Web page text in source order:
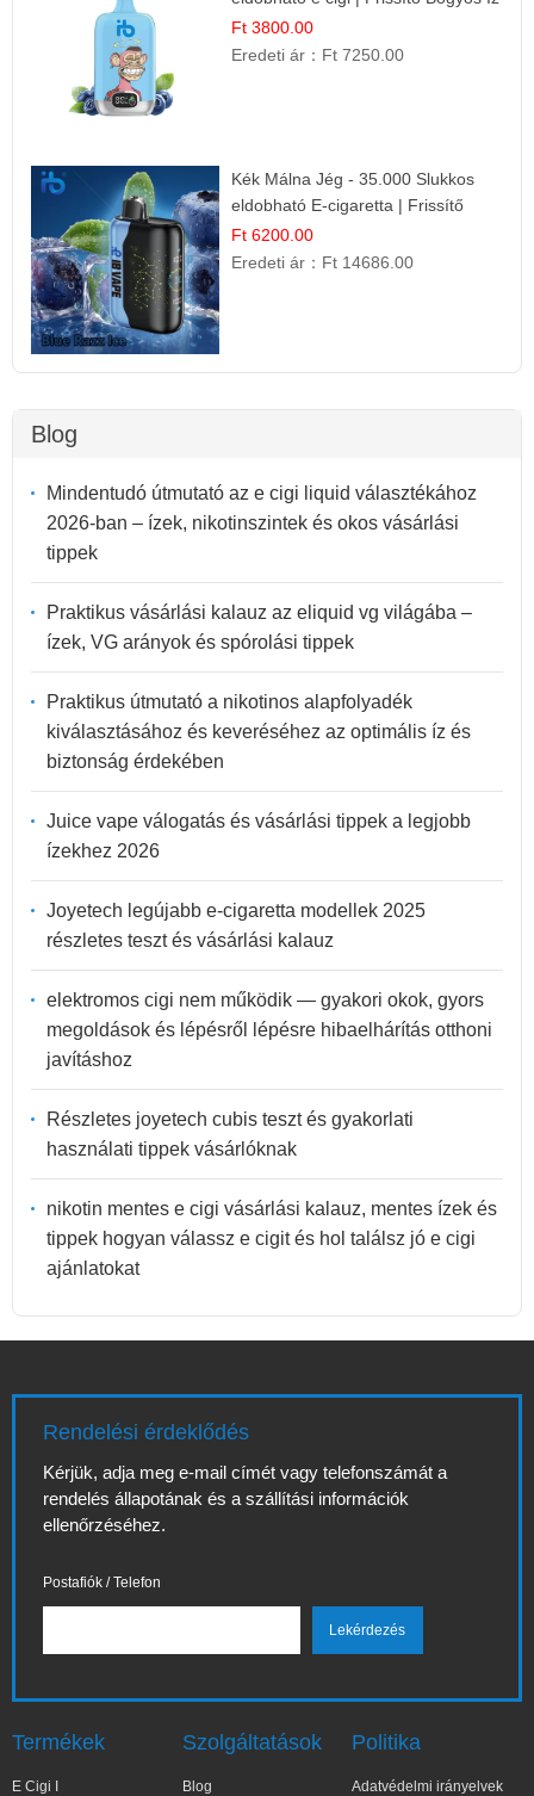
Ft 3800.00
Eredeti ár： Ft 7250.00
Kék Málna Jég - 35.000 Slukkos
eldobható E-cigaretta | Frissítő
Ízélmény
Ft 6200.00
Eredeti ár： Ft 14686.00
Blog
Mindentudó útmutató az e cigi liquid választékához
2026-ban – ízek, nikotinszintek és okos vásárlási
tippek
Praktikus vásárlási kalauz az eliquid vg világába –
ízek, VG arányok és spórolási tippek
Praktikus útmutató a nikotinos alapfolyadék
kiválasztásához és keveréséhez az optimális íz és
biztonság érdekében
Juice vape válogatás és vásárlási tippek a legjobb
ízekhez 2026
Joyetech legújabb e-cigaretta modellek 2025
részletes teszt és vásárlási kalauz
elektromos cigi nem működik — gyakori okok, gyors
megoldások és lépésről lépésre hibaelhárítás otthoni
javításhoz
Részletes joyetech cubis teszt és gyakorlati
használati tippek vásárlóknak
nikotin mentes e cigi vásárlási kalauz, mentes ízek és
tippek hogyan válassz e cigit és hol találsz jó e cigi
ajánlatokat
Rendelési érdeklődés
Kérjük, adja meg e-mail címét vagy telefonszámát a
rendelés állapotának és a szállítási információk
ellenőrzéséhez.
Postafiók / Telefon
Termékek
E Cigi I
Szolgáltatások
Blog
Politika
Adatvédelmi irányelvek